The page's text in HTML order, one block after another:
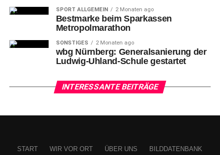
teilen
STADT NÜRNBERG WBG-NÜRNBERG
10.09.2021
SPORT ALLGEMEIN 2 Monaten ago
Bestmarke beim Sparkassen
Metropolmarathon
SONSTIGES 2 Monaten ago
wbg Nürnberg: Generalsanierung der
Ludwig-Uhland-Schule gestartet
INTERESSANTE BEITRÄGE
START WIR VOR ORT ÜBER UNS BILDDATENBANK